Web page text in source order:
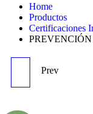
Home
Productos
Certificaciones
Prev